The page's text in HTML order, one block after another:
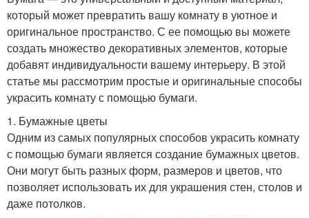
который может превратить вашу комнату в уютное и
оригинальное пространство. С ее помощью вы можете
создать множество декоративных элементов, которые
добавят индивидуальности вашему интерьеру. В этой
статье мы рассмотрим простые и оригинальные способы
украсить комнату с помощью бумаги.
1. Бумажные цветы
Одним из самых популярных способов украсить комнату
с помощью бумаги является создание бумажных цветов.
Они могут быть разных форм, размеров и цветов, что
позволяет использовать их для украшения стен, столов и
даже потолков.